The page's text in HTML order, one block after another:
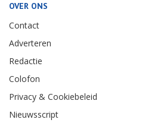
OVER ONS
Contact
Adverteren
Redactie
Colofon
Privacy & Cookiebeleid
Nieuwsscript